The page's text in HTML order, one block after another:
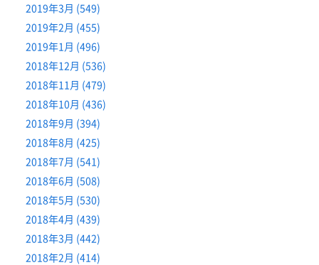
2019年3月 (549)
2019年2月 (455)
2019年1月 (496)
2018年12月 (536)
2018年11月 (479)
2018年10月 (436)
2018年9月 (394)
2018年8月 (425)
2018年7月 (541)
2018年6月 (508)
2018年5月 (530)
2018年4月 (439)
2018年3月 (442)
2018年2月 (414)